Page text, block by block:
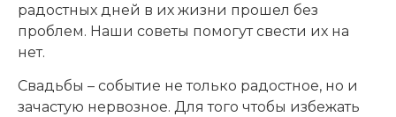
радостных дней в их жизни прошел без
проблем. Наши советы помогут свести их на
нет.
Свадьбы – событие не только радостное, но и
зачастую нервозное. Для того чтобы избежать